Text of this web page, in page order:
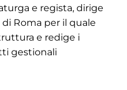
e regista, dirige
Roma per il quale
e redige i
gestionali